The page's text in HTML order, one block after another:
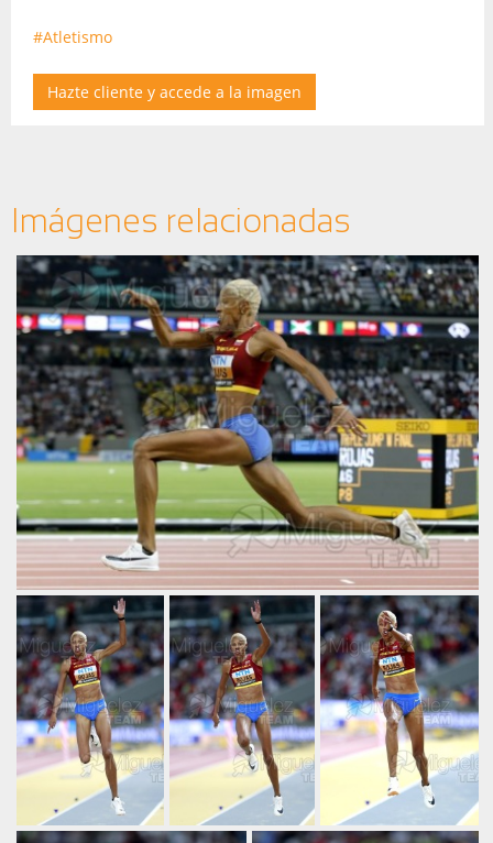
#Atletismo
Hazte cliente y accede a la imagen
Imágenes relacionadas